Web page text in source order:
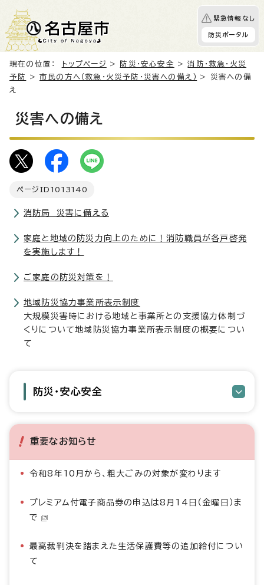
緊急情報なし
防災ポータル
現在の位置： トップページ > 防災・安心安全 >消防・救急・火災
予防
>市民の方へ（救急・火災予防・災害への備え）
> 災害への備
え
災害への備え
ページID 1013140
消防局 災害に備える
家庭と地域の防災力向上のために！消防職員が各戸啓発
を実施します！
ご家庭の防災対策を！
地域防災協力事業所表示制度
大規模災害時における地域と事業所との支援協力体制づ
くりについて地域防災協力事業所表示制度の概要につい
て
防災・安心安全
重要なお知らせ
令和8年10月から、粗大ごみの対象が変わります
プレミアム付電子商品券の申込は8月14日（金曜日）ま
で
最高裁判決を踏まえた生活保護費等の追加給付につい
て